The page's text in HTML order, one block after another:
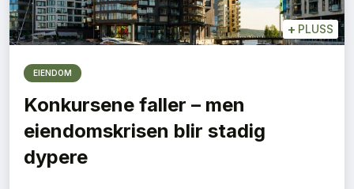
+ PLUSS
EIENDOM
Konkursene faller – men
eiendomskrisen blir stadig
dypere